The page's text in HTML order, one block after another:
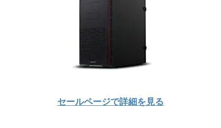
セールページで詳細を見る